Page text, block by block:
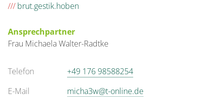
/// brut.gestik.hoben
Ansprechpartner
Frau MichaelaWalter-Radtke
Telefon
+49 176 98588254
E-Mail
micha3w@t-online.de